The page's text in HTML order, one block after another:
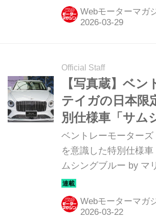
プロトタイプのディテ
介しよう。
Webモーターマガ
Official Staff
【写真蔵】ベン
テイガの日本限
別仕様車「サム
ー by マリナー
ベントレーモーター
を意識した特別仕様
ムシングブルー by マ
限定10台で発表。その
真で紹介しよう。
Webモーターマガ